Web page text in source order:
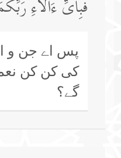
فَبِأَیِّ ءَالَاۤءِ
پس اے جن و
کی کن کن
گے؟